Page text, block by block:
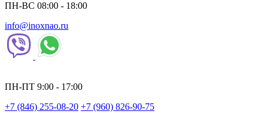
ПН-ВС 08:00 - 18:00
info@inoxnao.ru
ПН-ПТ 9:00 - 17:00
+7 (846) 255-08-20 +7 (960) 826-90-75